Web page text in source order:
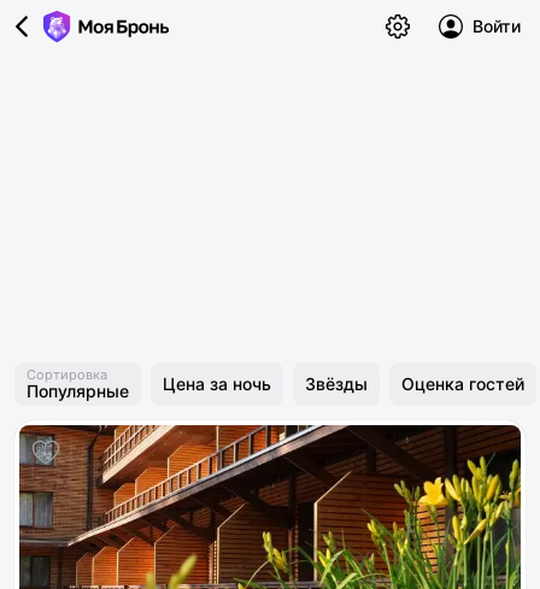
Войти
Сортировка
Популярные Цена за ночь Звёзды Оценка гостей